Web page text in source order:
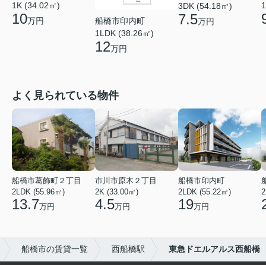
1K (34.02㎡)
10万円
船橋市印内町
1LDK (38.26㎡)
12万円
3DK (54.18㎡)
7.5万円
よく見られている物件
船橋市葛飾町２丁目
2LDK (55.96㎡)
13.7万円
市川市原木２丁目
2K (33.00㎡)
4.5万円
船橋市印内町
2LDK (55.22㎡)
19万円
船橋市の賃貸一覧 西船橋駅 東急ドエルアルス西船橋